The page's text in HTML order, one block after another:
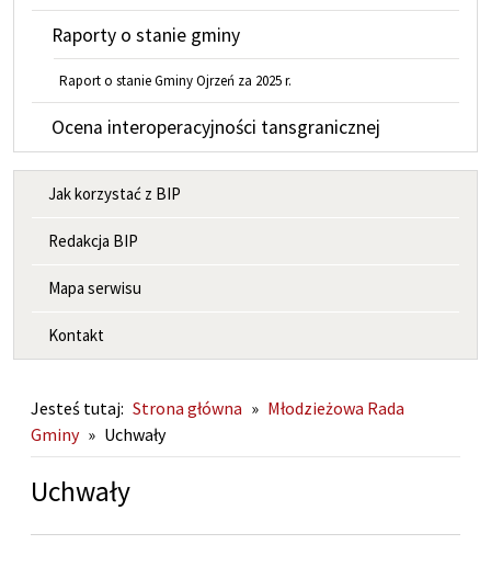
Raporty o stanie gminy
Raport o stanie Gminy Ojrzeń za 2025 r.
Ocena interoperacyjności tansgranicznej
MENU INFORMACYJNE
Jak korzystać z BIP
Redakcja BIP
Mapa serwisu
Kontakt
Jesteś tutaj: Strona główna » Młodzieżowa Rada
Gminy » Uchwały
Uchwały